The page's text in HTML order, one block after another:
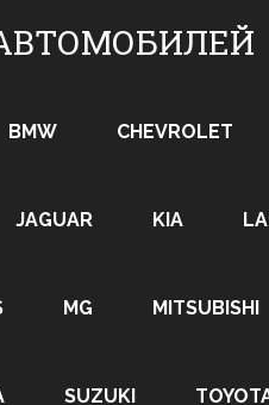
BMW CHEVROLET
JAGUAR KIA
MG MITSUBISHI
SUZUKI